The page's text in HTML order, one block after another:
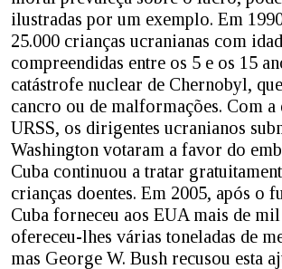
ilustradas por um exemplo. Em
25.000 crianças ucranianas com
compreendidas entre os 5 e os 15
catástrofe nuclear de Chernobyl,
cancro ou de malformações. Com a
URSS, os dirigentes ucranianos
Washington votaram a favor do
Cuba continuou a tratar
crianças doentes. Em 2005, após o
Cuba forneceu aos EUA mais de
ofereceu-lhes várias toneladas de
mas George W. Bush recusou esta